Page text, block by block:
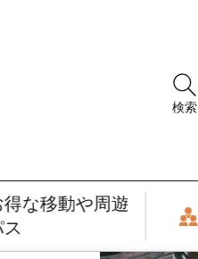
検索
得な移動や周遊